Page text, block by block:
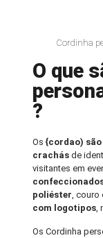
Cordinha
O que
?
Os {cordao)
crachás de
visitantes em
poliéster, couro
com logotipos,
Os Cordinha